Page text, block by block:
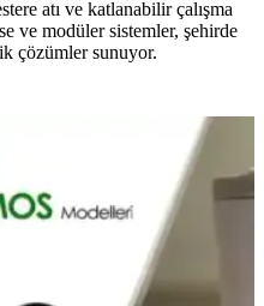
atı ve katlanabilir çalışma
ve modüler sistemler, şehirde
çözümler sunuyor.